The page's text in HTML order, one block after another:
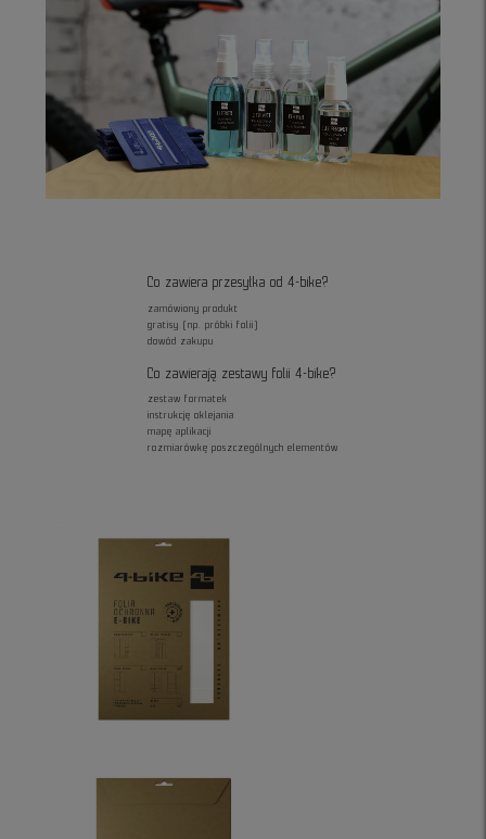
Co zawiera przesyłka od 4-bike?
zamówiony produkt
gratisy (np. próbki folii)
dowód zakupu
Co zawierają zestawy folii 4-bike?
zestaw formatek
instrukcję oklejania
mapę aplikacji
rozmiarówkę poszczególnych elementów